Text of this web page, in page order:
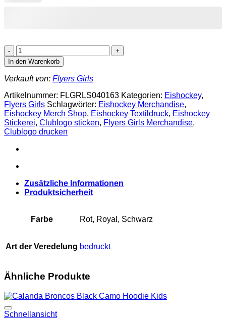
Flyers
Girls
Smart
Backpack
In den Warenkorb
Verkauft von: Flyers Girls
Artikelnummer: FLGRLS040163 Kategorien: Eishockey,
Flyers Girls Schlagwörter: Eishockey Merchandise,
Eishockey Merch Shop, Eishockey Textildruck, Eishockey
Stickerei, Clublogo sticken, Flyers Girls Merchandise,
Clublogo drucken
Zusätzliche Informationen
Produktsicherheit
Farbe Rot, Royal, Schwarz
Art der Veredelung bedruckt
Ähnliche Produkte
Schnellansicht